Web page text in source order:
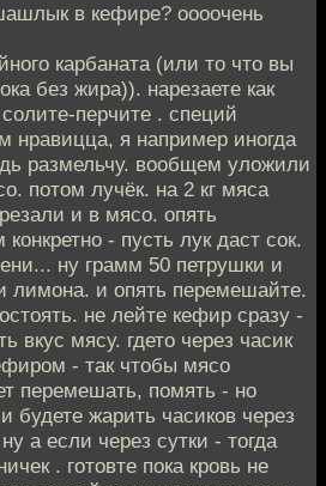
в кефире? оооочень
карбаната (или то что вы
без жира)). нарезаете как
перчите . специй
нравицца, я например иногда
размельчу. вообщем уложили
потом лучёк. на 2 кг мяса
и в мясо. опять
- пусть лук даст сок.
ну грамм 50 петрушки и
лимона. и опять перемешайте.
не лейте кефир сразу -
вкус мясу. гдето через часик
- так чтобы мясо
перемешать, помять - но
будете жарить часиков через
а если через сутки - тогда
. готовте пока кровь не